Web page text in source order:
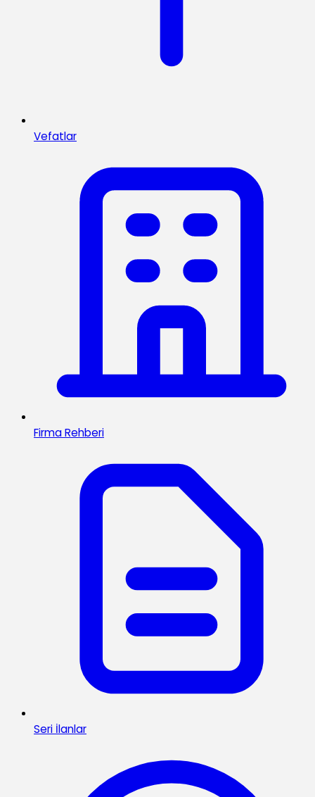
Vefatlar
Firma Rehberi
Seri İlanlar